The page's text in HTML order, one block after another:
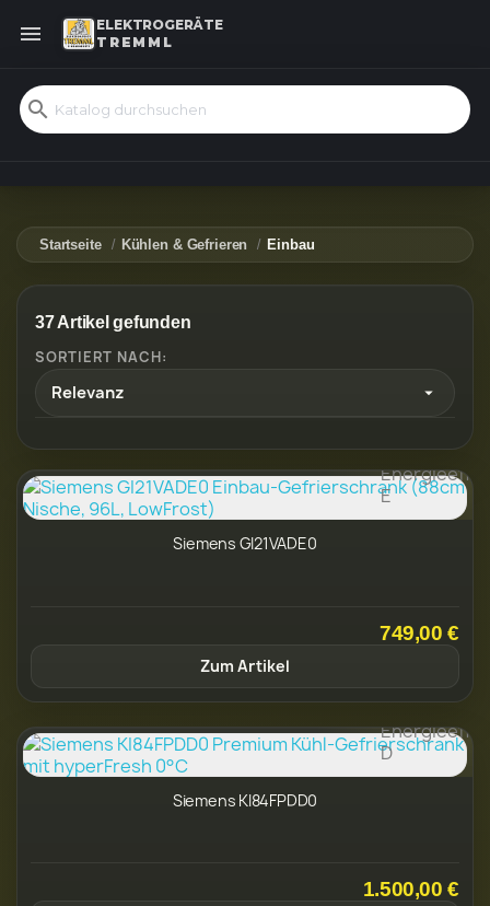

ELEKTROGERÄTE
TREMML
search
Startseite Kühlen & Gefrieren Einbau
37 Artikel gefunden
SORTIERT NACH:
Relevanz 
Siemens GI21VADE0
749,00 €
Zum Artikel
Siemens KI84FPDD0
1.500,00 €